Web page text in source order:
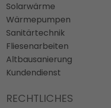
Solarwärme
Wärmepumpen
Sanitärtechnik
Fliesenarbeiten
Altbausanierung
Kundendienst
RECHTLICHES